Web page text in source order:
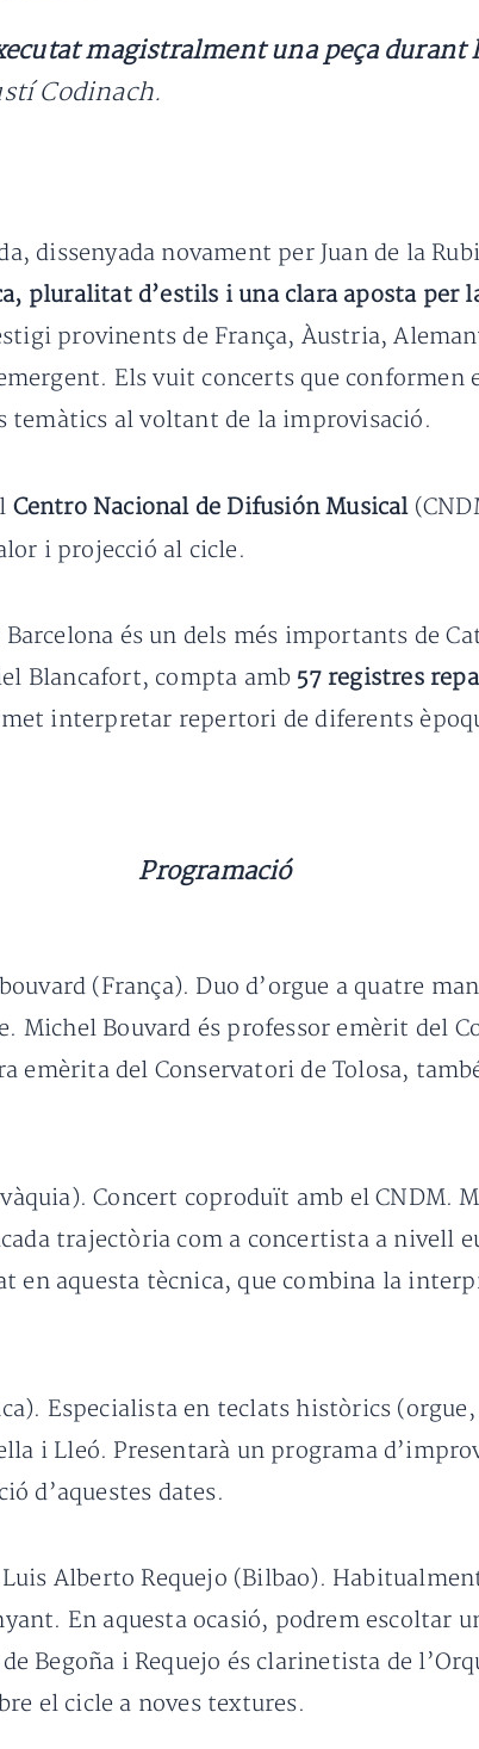
magistralment una peça durant
Codinach.
dissenyada novament per Juan de la
pluralitat d’estils i una clara aposta per
provinents de França, Àustria,
Els vuit concerts que conformen
temàtics al voltant de la improvisació.
Centro Nacional de Difusión Musical
i projecció al cicle.
és un dels més importants de
Blancafort, compta amb 57 registres
interpretar repertori de diferents
Programació
(França). Duo d’orgue a quatre
Michel Bouvard és professor emèrit del
emèrita del Conservatori de Tolosa,
Concert coproduït amb el CNDM.
trajectòria com a concertista a nivell
en aquesta tècnica, que combina la
Especialista en teclats històrics
i Lleó. Presentarà un programa
d’aquestes dates.
Alberto Requejo (Bilbao).
En aquesta ocasió, podrem escoltar
Begoña i Requejo és clarinetista de
el cicle a noves textures.